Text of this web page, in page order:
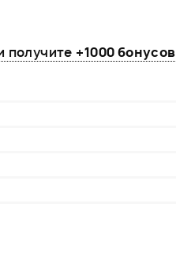
получите +1000 бонусов